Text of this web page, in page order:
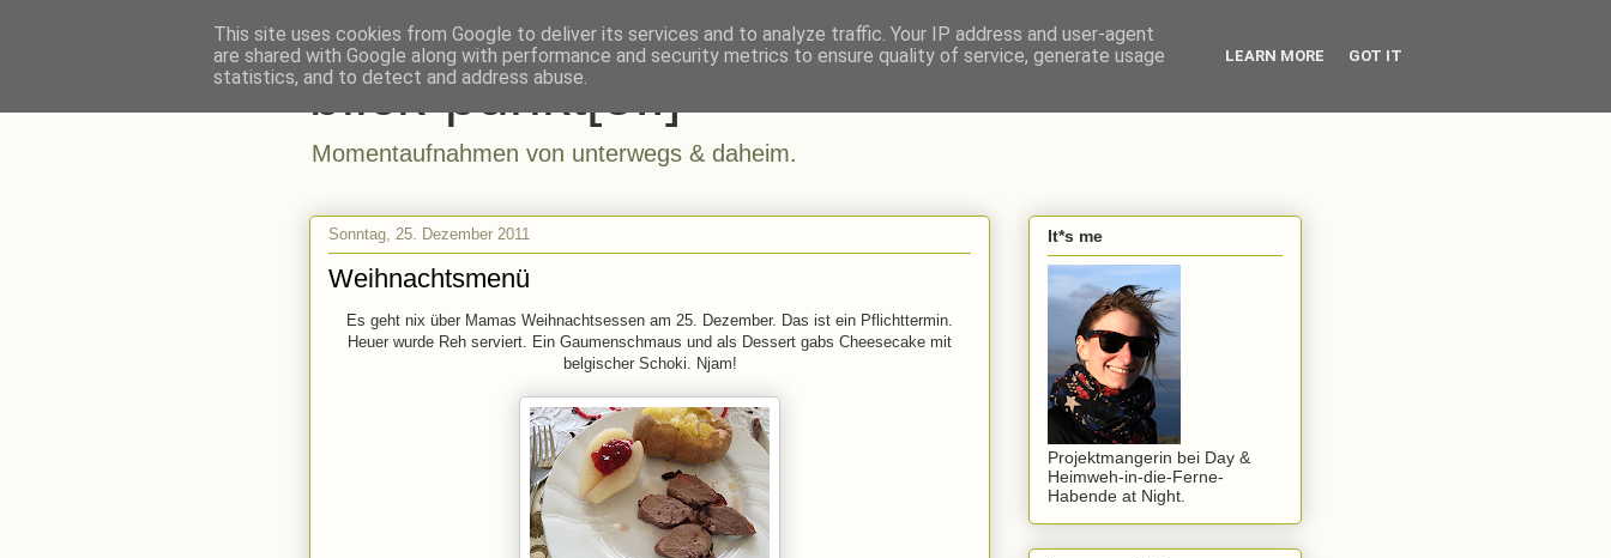
blick-punkt[e..]
Momentaufnahmen von unterwegs & daheim.
Sonntag, 25. Dezember 2011
Weihnachtsmenü
Es geht nix über Mamas Weihnachtsessen am 25. Dezember. Das ist ein Pflichttermin.
Heuer wurde Reh serviert. Ein Gaumenschmaus und als Dessert gabs Cheesecake mit
belgischer Schoki. Njam!
It*s me
Projektmangerin bei Day &
Heimweh-in-die-Ferne-
Habende at Night.
This site uses cookies from Google to deliver its services and to analyze traffic. Your IP address and user-agent
are shared with Google along with performance and security metrics to ensure quality of service, generate usage
statistics, and to detect and address abuse.
LEARN MORE GOT IT